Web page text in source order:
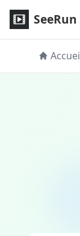
SeeRun
Seedance 1.0